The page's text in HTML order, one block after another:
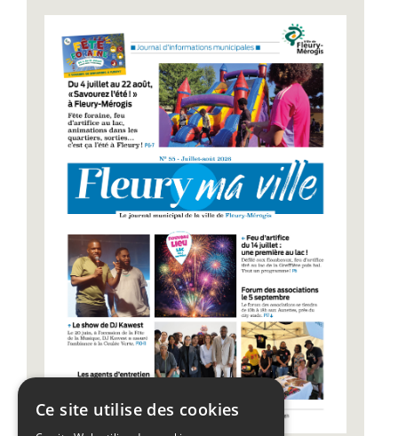
Ce site utilise des cookies